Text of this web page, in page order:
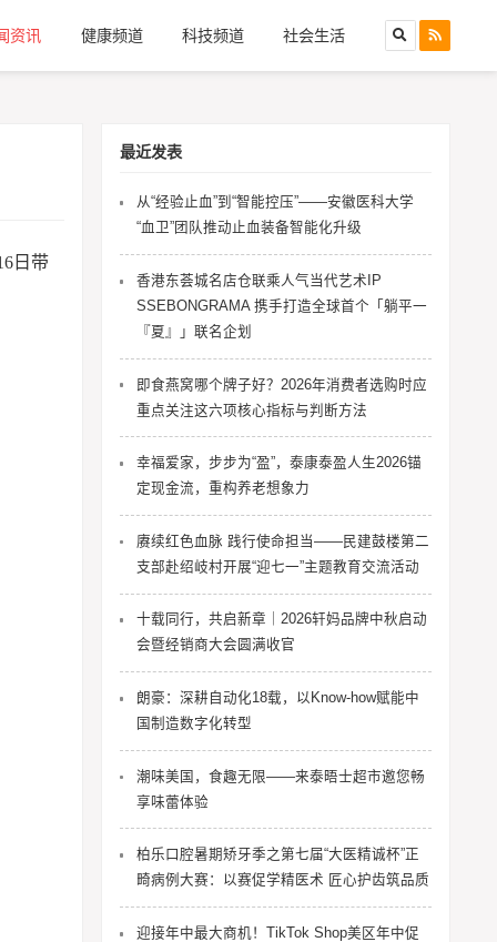
资讯 健康频道 科技频道 社会生活
日带
最近发表
从“经验止血”到“智能控压”——安徽医科大学
“血卫”团队推动止血装备智能化升级
香港东荟城名店仓联乘人气当代艺术IP
SSEBONGRAMA 携手打造全球首个「躺平一
『夏』」联名企划
即食燕窝哪个牌子好？2026年消费者选购时应
重点关注这六项核心指标与判断方法
幸福爱家，步步为“盈”，泰康泰盈人生2026锚
定现金流，重构养老想象力
赓续红色血脉 践行使命担当——民建鼓楼第二
支部赴绍岐村开展“迎七一”主题教育交流活动
十载同行，共启新章｜2026轩妈品牌中秋启动
会暨经销商大会圆满收官
朗豪：深耕自动化18载，以Know-how赋能中
国制造数字化转型
潮味美国，食趣无限——来泰晤士超市邀您畅
享味蕾体验
柏乐口腔暑期矫牙季之第七届“大医精诚杯”正
畸病例大赛：以赛促学精医术 匠心护齿筑品质
迎接年中最大商机！TikTok Shop美区年中促